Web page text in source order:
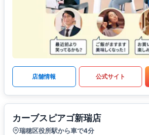
店舗情報 公式サイト
カーブスピアゴ新瑞店
瑞穂区役所駅から車で4分